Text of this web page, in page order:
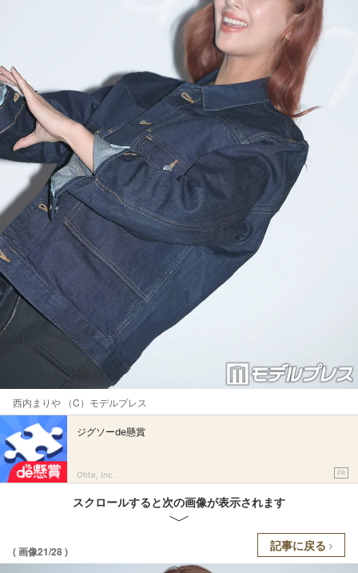
西内まりや （C）モデルプレス
ジグソーde懸賞
Ohte, Inc. PR
スクロールすると次の画像が表示されます
( 画像21/28 ) 記事に戻る